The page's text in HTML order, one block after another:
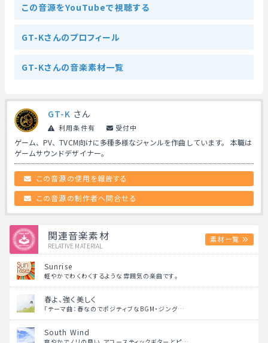
この音源をYouTubeで視聴する
GT-Kさんのプロフィール
GT-Kさんの音楽素材一覧
GT-K さん
利用条件有 受付中
ゲーム、PV、TVCM向けに多種多様なジャンルを作曲しています。 本職は
ゲームサウンドデザイナー。
この音源の使用を報告する
この音源の制作者へ問合せる
関連音楽素材
RELATIVE MATERIAL
素材一覧
Sunrise
軽やかでわくわくするような雰囲気の楽曲です。
春よ、強く美しく
「テーマ曲：春なのでポジティブなBGM・ジング…
South Wind
爽やかでノリの良い、アコースティックギターとピ…